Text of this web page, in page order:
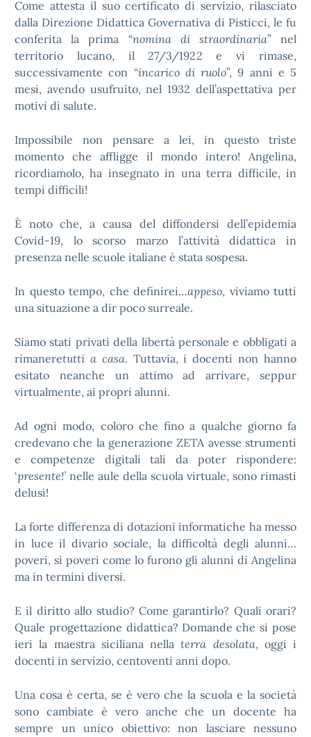
Come attesta il suo certificato di servizio, rilasciato
dalla Direzione Didattica Governativa di Pisticci, le fu
conferita la prima “nomina di straordinaria” nel
territorio lucano, il 27/3/1922 e vi rimase,
successivamente con “incarico di ruolo”, 9 anni e 5
mesi, avendo usufruito, nel 1932 dell’aspettativa per
motivi di salute.
Impossibile non pensare a lei, in questo triste
momento che affligge il mondo intero! Angelina,
ricordiamolo, ha insegnato in una terra difficile, in
tempi difficili!
È noto che, a causa del diffondersi dell’epidemia
Covid-19, lo scorso marzo l’attività didattica in
presenza nelle scuole italiane è stata sospesa.
In questo tempo, che definirei…appeso, viviamo tutti
una situazione a dir poco surreale.
Siamo stati privati della libertà personale e obbligati a
rimaneretutti a casa. Tuttavia, i docenti non hanno
esitato neanche un attimo ad arrivare, seppur
virtualmente, ai propri alunni.
Ad ogni modo, coloro che fino a qualche giorno fa
credevano che la generazione ZETA avesse strumenti
e competenze digitali tali da poter rispondere:
‘presente!’ nelle aule della scuola virtuale, sono rimasti
delusi!
La forte differenza di dotazioni informatiche ha messo
in luce il divario sociale, la difficoltà degli alunni…
poveri, sì poveri come lo furono gli alunni di Angelina
ma in termini diversi.
E il diritto allo studio? Come garantirlo? Quali orari?
Quale progettazione didattica? Domande che si pose
ieri la maestra siciliana nellaterra desolata, oggi i
docenti in servizio, centoventi anni dopo.
Una cosa è certa, se è vero che la scuola e la società
sono cambiate è vero anche che un docente ha
sempre un unico obiettivo: non lasciare nessuno